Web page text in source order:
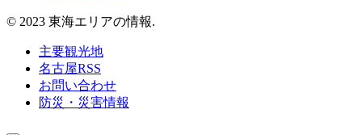
© 2023 東海エリアの情報.
主要観光地
名古屋RSS
お問い合わせ
防災・災害情報